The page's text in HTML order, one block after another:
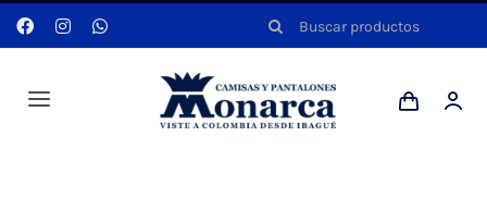
Saltar
al
Buscar:
Toggle